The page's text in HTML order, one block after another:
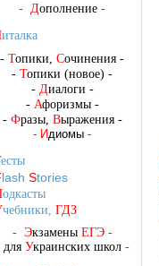
- Дополнение -
италка
- Топики, Сочинения -
- Топики (новое) -
- Диалоги -
- Афоризмы-
- Фразы, Выражения-
- Идиомы -
есты
lash Stories
одкасты
чебники, ГДЗ
- Экзамены ЕГЭ-
для Украинских школ-